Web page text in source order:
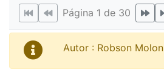
Página 1 de 30
Autor : Robson Molon